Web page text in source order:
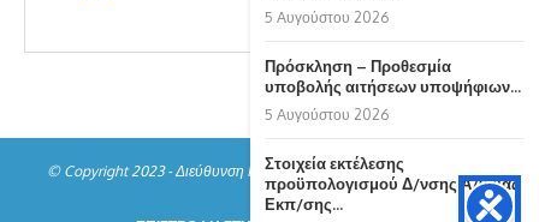
© Copyright 2023 - Διεύθυνση Πρωτοβάθμιας Εκπαίδευσης Ημαθίας
5 Αυγούστου 2026
Πρόσκληση – Προθεσμία
υποβολής αιτήσεων υποψήφιων...
5 Αυγούστου 2026
Στοιχεία εκτέλεσης
προϋπολογισμού Δ/νσης Α/θμιας
Εκπ/σης...